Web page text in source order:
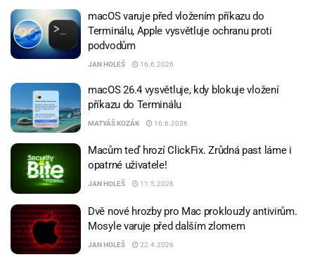
macOS varuje před vložením příkazu do
Terminálu, Apple vysvětluje ochranu proti
podvodům
JAN HOLEŠ 16.6.2026
macOS 26.4 vysvětluje, kdy blokuje vložení
příkazu do Terminálu
MATYÁŠ KOZÁK 16.6.2026
Macům teď hrozí ClickFix. Zrůdná past láme i
opatrné uživatele!
JAN HOLEŠ 11.5.2026
Dvě nové hrozby pro Mac proklouzly antivirům.
Mosyle varuje před dalším zlomem
JAN HOLEŠ 22.4.2026